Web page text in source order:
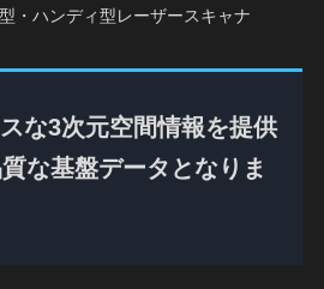
・ハンディ型レーザースキャナ
な3次元空間情報を提供
な基盤データとなりま